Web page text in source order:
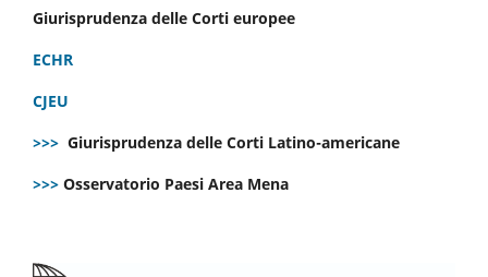
Giurisprudenza delle Corti europee
ECHR
CJEU
>>> Giurisprudenza delle Corti Latino-americane
>>> Osservatorio Paesi Area Mena